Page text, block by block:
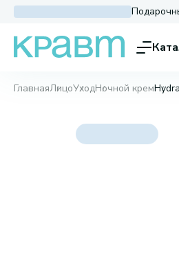
ГлавнаяЛицоУходНочной крем